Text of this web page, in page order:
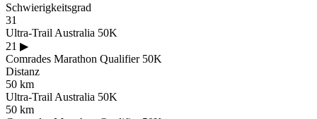
Schwierigkeitsgrad
31
Ultra-Trail Australia 50K
21 ▶
Comrades Marathon Qualifier 50K
Distanz
50 km
Ultra-Trail Australia 50K
50 km